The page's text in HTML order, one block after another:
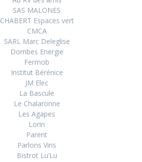
SAS MALONES
CHABERT Espaces vert
CMCA
SARL Marc Deleglise
Dombes Energie
Fermob
Institut Bérénice
JM Elec
La Bascule
Le Chalaronne
Les Agapes
Lorin
Parent
Parlons Vins
Bistrot Lu’Lu